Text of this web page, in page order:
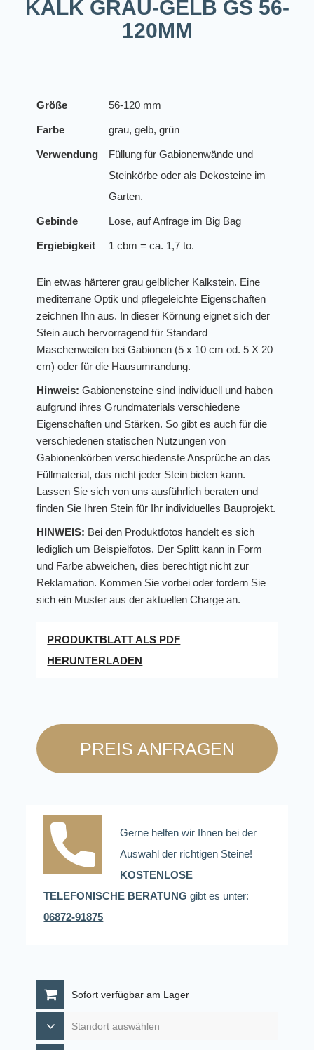
KALK GRAU-GELB GS 56-
120MM
Größe 56-120 mm
Farbe grau, gelb, grün
Verwendung
Füllung für Gabionenwände und
Steinkörbe oder als Dekosteine im
Garten.
Gebinde Lose, auf Anfrage im Big Bag
Ergiebigkeit 1 cbm = ca. 1,7 to.
Ein etwas härterer grau gelblicher Kalkstein. Eine
mediterrane Optik und pflegeleichte Eigenschaften
zeichnen Ihn aus. In dieser Körnung eignet sich der
Stein auch hervorragend für Standard
Maschenweiten bei Gabionen (5 x 10 cm od. 5 X 20
cm) oder für die Hausumrandung.
Hinweis: Gabionensteine sind individuell und haben
aufgrund ihres Grundmaterials verschiedene
Eigenschaften und Stärken. So gibt es auch für die
verschiedenen statischen Nutzungen von
Gabionenkörben verschiedenste Ansprüche an das
Füllmaterial, das nicht jeder Stein bieten kann.
Lassen Sie sich von uns ausführlich beraten und
finden Sie Ihren Stein für Ihr individuelles Bauprojekt.
HINWEIS: Bei den Produktfotos handelt es sich
lediglich um Beispielfotos. Der Splitt kann in Form
und Farbe abweichen, dies berechtigt nicht zur
Reklamation. Kommen Sie vorbei oder fordern Sie
sich ein Muster aus der aktuellen Charge an.
PRODUKTBLATT ALS PDF
HERUNTERLADEN
PREIS ANFRAGEN
Gerne helfen wir Ihnen bei der
Auswahl der richtigen Steine!
KOSTENLOSE
TELEFONISCHE BERATUNG gibt es unter:
06872-91875
Sofort verfügbar am Lager